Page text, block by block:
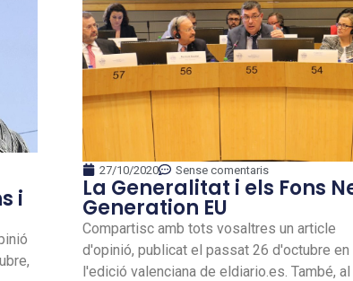
27/10/2020 Sense comentaris
La Generalitat i els Fons
Generation EU
Compartisc amb tots vosaltres un article
d'opinió, publicat el passat 26 d'octubre en
l'edició valenciana de eldiario.es. També,
i